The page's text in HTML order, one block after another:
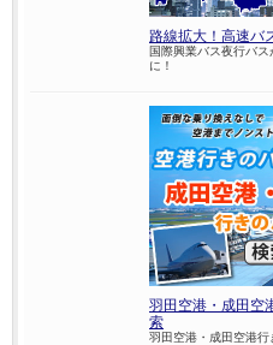
路線拡大！高速バ
国際興業バス夜行バ
に！
羽田空港・成田空
索
羽田空港・成田空港行